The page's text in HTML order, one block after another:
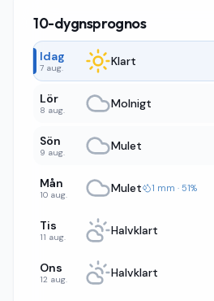
10-dygnsprognos
Idag
7 aug. Klart
Lör
8 aug. Molnigt
Sön
9 aug. Mulet
Mån
10 aug. Mulet 1 mm · 51%
Tis
11 aug. Halvklart
Ons
12 aug. Halvklart